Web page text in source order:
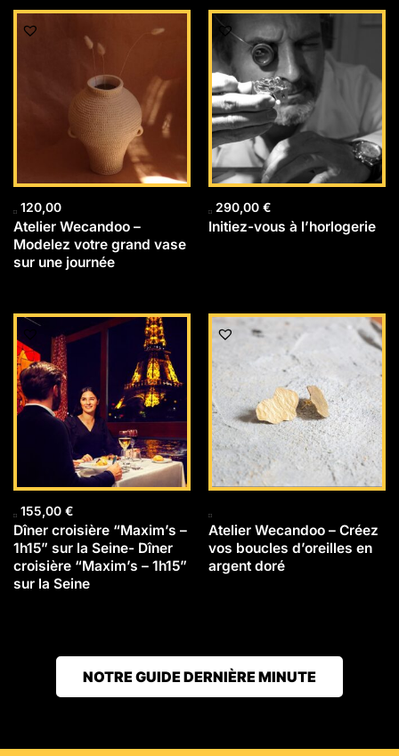
120,00
Atelier Wecandoo –
Modelez votre grand vase
sur une journée
290,00 €
Initiez-vous à l’horlogerie
155,00 €
Dîner croisière “Maxim’s –
1h15” sur la Seine- Dîner
croisière “Maxim’s – 1h15”
sur la Seine
Atelier Wecandoo – Créez
vos boucles d’oreilles en
argent doré
NOTRE GUIDE DERNIÈRE MINUTE